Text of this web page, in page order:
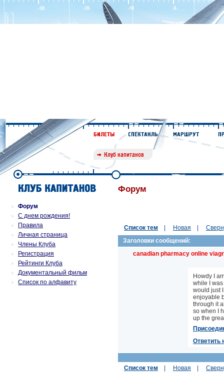
Форум
С днем рождения!
Правила
Личная страница
Члены Клуба
Регистрация
Рейтинги Клуба
Документальный фильм
Список по алфавиту
Форум
Список тем Новая
Заголовки сообщений:
canadian pharmacy online
Howdy I
while I
would just
enjoyable
through it
so when I
up the
Ответить
Список тем Новая